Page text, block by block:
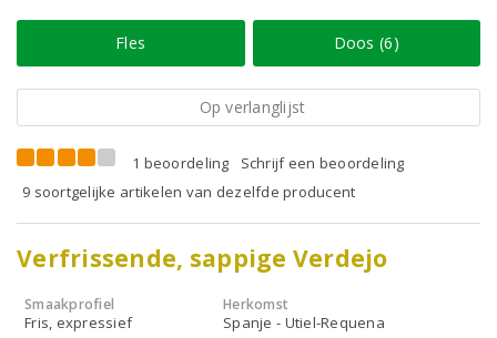
Fles Doos (6)
Op verlanglijst
1 beoordeling
Schrijf een beoordeling
9 soortgelijke artikelen van dezelfde producent
Verfrissende, sappige Verdejo
Smaakprofiel
Fris, expressief
Herkomst
Spanje - Utiel-Requena